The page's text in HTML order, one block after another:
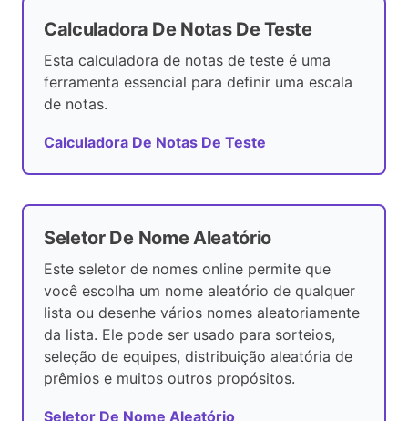
Calculadora De Notas De Teste
Esta calculadora de notas de teste é uma
ferramenta essencial para definir uma escala
de notas.
Calculadora De Notas De Teste
Seletor De Nome Aleatório
Este seletor de nomes online permite que
você escolha um nome aleatório de qualquer
lista ou desenhe vários nomes aleatoriamente
da lista. Ele pode ser usado para sorteios,
seleção de equipes, distribuição aleatória de
prêmios e muitos outros propósitos.
Seletor De Nome Aleatório